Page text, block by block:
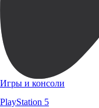
Игры и консоли
PlayStation 5